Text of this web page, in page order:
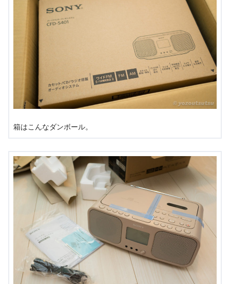
箱はこんなダンボール。